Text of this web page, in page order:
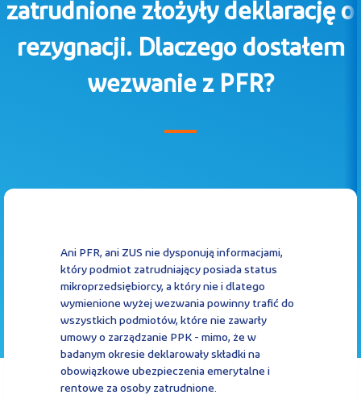
Pliki do pobrania
Zaloguj się
A
zatrudnione złożyły deklarację o
rezygnacji. Dlaczego dostałem
wezwanie z PFR?
Ani PFR, ani ZUS nie dysponują informacjami,
który podmiot zatrudniający posiada status
mikroprzedsiębiorcy, a który nie i dlatego
wymienione wyżej wezwania powinny trafić do
wszystkich podmiotów, które nie zawarły
umowy o zarządzanie PPK - mimo, że w
badanym okresie deklarowały składki na
obowiązkowe ubezpieczenia emerytalne i
rentowe za osoby zatrudnione.